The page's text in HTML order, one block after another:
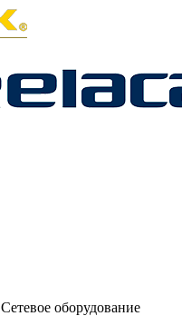
Сетевое оборудование